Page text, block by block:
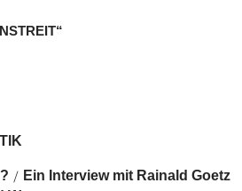
/ Ein Interview mit Rainald Goetz